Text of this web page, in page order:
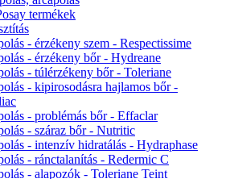
termékek
- érzékeny szem - Respectissime
- érzékeny bőr - Hydreane
- túlérzékeny bőr - Toleriane
- kipirosodásra hajlamos bőr -
- problémás bőr - Effaclar
- száraz bőr - Nutritic
- intenzív hidratálás - Hydraphase
- ránctalanítás - Redermic C
- alapozók - Toleriane Teint